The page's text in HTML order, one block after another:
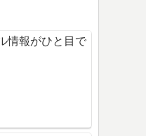
情報がひと目で